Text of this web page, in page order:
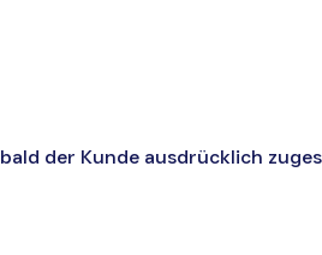
der Kunde ausdrücklich